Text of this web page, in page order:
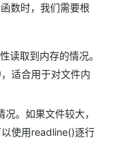
数时，我们需要根
读取到内存的情况。
适合用于对文件内
。如果文件较大，
使用readline()逐行